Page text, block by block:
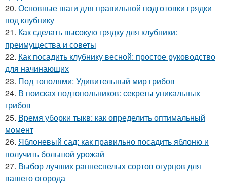
20. Основные шаги для правильной подготовки грядки
под клубнику
21. Как сделать высокую грядку для клубники:
преимущества и советы
22. Как посадить клубнику весной: простое руководство
для начинающих
23. Под тополями: Удивительный мир грибов
24. В поисках подтопольников: секреты уникальных
грибов
25. Время уборки тыкв: как определить оптимальный
момент
26. Яблоневый сад: как правильно посадить яблоню и
получить большой урожай
27. Выбор лучших раннеспелых сортов огурцов для
вашего огорода